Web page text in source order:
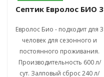
Септик Евролос БИО 3
Евролос Био - подходит для 3
человек для сезонного и
постоянного проживания.
Производительность 600 л/
сут. Залповый сброс 240 л/